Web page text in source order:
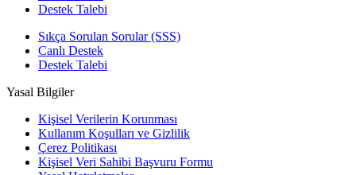
Destek Talebi
Sıkça Sorulan Sorular (SSS)
Canlı Destek
Destek Talebi
Yasal Bilgiler
Kişisel Verilerin Korunması
Kullanım Koşulları ve Gizlilik
Çerez Politikası
Kişisel Veri Sahibi Başvuru Formu